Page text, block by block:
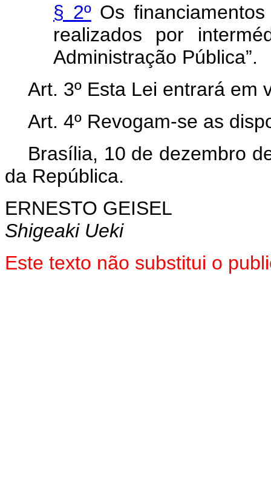
§ 2ºOs
realizados por
Administração Pública”.
Art. 3º Esta Lei entrará em
Art. 4º Revogam-se as
Brasília, 10 de dezembro
da República.
ERNESTO GEISEL
Shigeaki Ueki
Este texto não substitui o